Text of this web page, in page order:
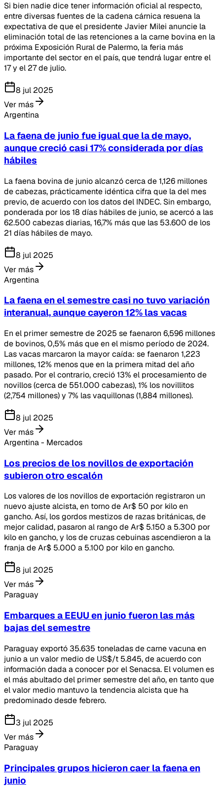
Si bien nadie dice tener información oficial al respecto,
entre diversas fuentes de la cadena cárnica resuena la
expectativa de que el presidente Javier Milei anuncie la
eliminación total de las retenciones a la carne bovina en la
próxima Exposición Rural de Palermo, la feria más
importante del sector en el país, que tendrá lugar entre el
17 y el 27 de julio.
8 jul 2025
Ver más
Argentina
La faena de junio fue igual que la de mayo,
aunque creció casi 17% considerada por días
hábiles
La faena bovina de junio alcanzó cerca de 1,126 millones
de cabezas, prácticamente idéntica cifra que la del mes
previo, de acuerdo con los datos del INDEC. Sin embargo,
ponderada por los 18 días hábiles de junio, se acercó a las
62.500 cabezas diarias, 16,7% más que las 53.600 de los
21 días hábiles de mayo.
8 jul 2025
Ver más
Argentina
La faena en el semestre casi no tuvo variación
interanual, aunque cayeron 12% las vacas
En el primer semestre de 2025 se faenaron 6,596 millones
de bovinos, 0,5% más que en el mismo período de 2024.
Las vacas marcaron la mayor caída: se faenaron 1,223
millones, 12% menos que en la primera mitad del año
pasado. Por el contrario, creció 13% el procesamiento de
novillos (cerca de 551.000 cabezas), 1% los novillitos
(2,754 millones) y 7% las vaquillonas (1,884 millones).
8 jul 2025
Ver más
Argentina - Mercados
Los precios de los novillos de exportación
subieron otro escalón
Los valores de los novillos de exportación registraron un
nuevo ajuste alcista, en torno de Ar$ 50 por kilo en
gancho. Así, los gordos mestizos de razas británicas, de
mejor calidad, pasaron al rango de Ar$ 5.150 a 5.300 por
kilo en gancho, y los de cruzas cebuinas ascendieron a la
franja de Ar$ 5.000 a 5.100 por kilo en gancho.
8 jul 2025
Ver más
Paraguay
Embarques a EEUU en junio fueron las más
bajas del semestre
Paraguay exportó 35.635 toneladas de carne vacuna en
junio a un valor medio de US$/t 5.845, de acuerdo con
información dada a conocer por el Senacsa. El volumen es
el más abultado del primer semestre del año, en tanto que
el valor medio mantuvo la tendencia alcista que ha
predominado desde febrero.
3 jul 2025
Ver más
Paraguay
Principales grupos hicieron caer la faena en
junio